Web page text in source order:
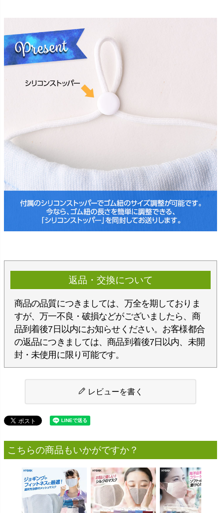
返品・交換について
商品の品質につきましては、万全を期しておりま
すが、万一不良・破損などがございましたら、商
品到着後7日以内にお知らせください。お客様都合
の返品につきましては、商品到着後7日以内、未開
封・未使用に限り可能です。
レビューを書く
こちらの商品もいかがですか？